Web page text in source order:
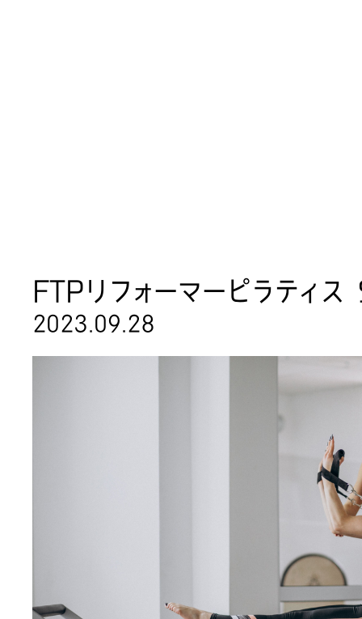
FTPリフォーマーピラティ
2023.09.28